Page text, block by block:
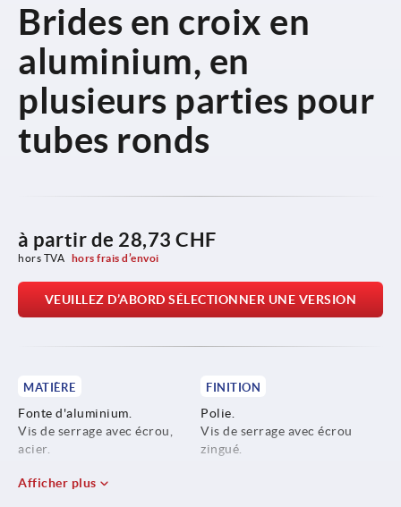
Brides en croix en
aluminium, en
plusieurs parties pour
tubes ronds
à partir de 28,73 CHF
hors TVA hors frais d’envoi
VEUILLEZ D’ABORD SÉLECTIONNER UNE VERSION
MATIÈRE
Fonte d'aluminium.
Vis de serrage avec écrou,
acier.
FINITION
Polie.
Vis de serrage avec écrou
zingué.
Afficher plus